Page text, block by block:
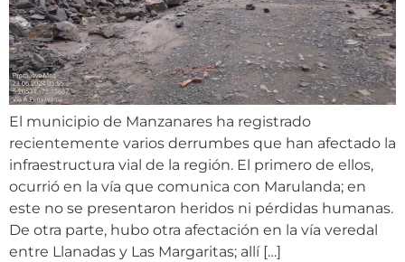
El municipio de Manzanares ha registrado
recientemente varios derrumbes que han afectado la
infraestructura vial de la región. El primero de ellos,
ocurrió en la vía que comunica con Marulanda; en
este no se presentaron heridos ni pérdidas humanas.
De otra parte, hubo otra afectación en la vía veredal
entre Llanadas y Las Margaritas; allí […]